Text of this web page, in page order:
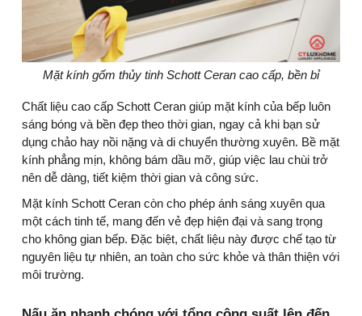
Mặt kính gốm thủy tinh Schott Ceran cao cấp, bền bỉ
Chất liệu cao cấp Schott Ceran giúp mặt kính của bếp luôn
sáng bóng và bền đẹp theo thời gian, ngay cả khi bạn sử
dụng chảo hay nồi nặng và di chuyển thường xuyên. Bề mặt
kính phẳng mịn, không bám dầu mỡ, giúp việc lau chùi trở
nên dễ dàng, tiết kiệm thời gian và công sức.
Mặt kính Schott Ceran còn cho phép ánh sáng xuyên qua
một cách tinh tế, mang đến vẻ đẹp hiện đại và sang trọng
cho không gian bếp. Đặc biệt, chất liệu này được chế tạo từ
nguyên liệu tự nhiên, an toàn cho sức khỏe và thân thiện với
môi trường.